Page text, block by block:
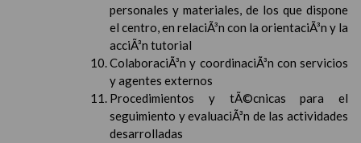
personales y materiales, de los que dispone
el centro, en relaciÃ³n con la orientaciÃ³n y la
acciÃ³n tutorial
ColaboraciÃ³n y coordinaciÃ³n con servicios
y agentes externos
Procedimientos y tÃ©cnicas para el
seguimiento y evaluaciÃ³n de las actividades
desarrolladas